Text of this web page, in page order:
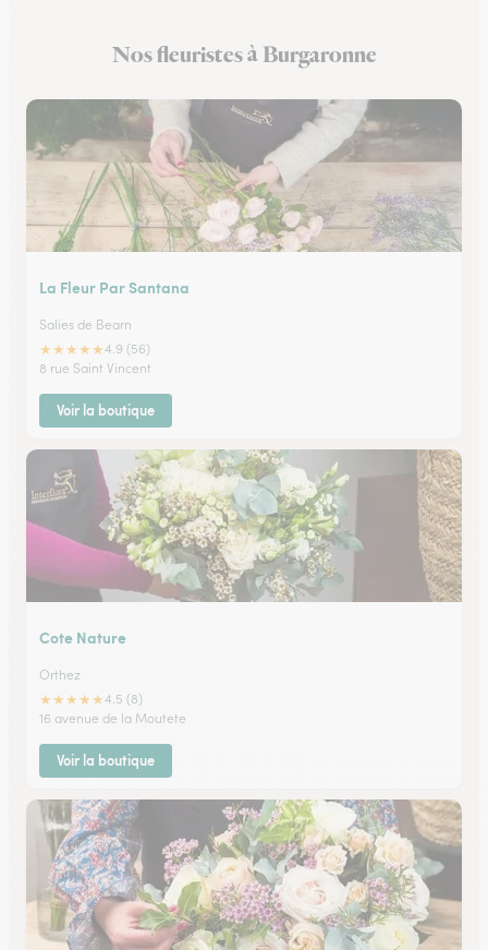
Fleuristes à Ustaritz
Nos fleuristes à Burgaronne
La Fleur Par Santana
Salies de Bearn
★★★★★4.9 (56)
8 rue Saint Vincent
Voir la boutique
Cote Nature
Orthez
★★★★★4.5 (8)
16 avenue de la Moutete
Voir la boutique